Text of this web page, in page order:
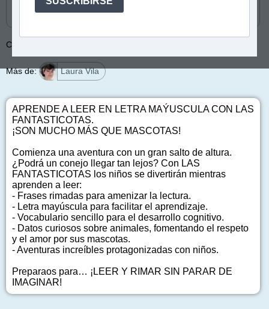
Colección:
Más de: Laura Vila
APRENDE A LEER EN LETRA MAÝUSCULA CON LAS
FANTASTICOTAS.
¡SON MUCHO MÁS QUE MASCOTAS!
Comienza una aventura con un gran salto de altura.
¿Podrá un conejo llegar tan lejos? Con LAS
FANTASTICOTAS los niños se divertirán mientras
aprenden a leer:
- Frases rimadas para amenizar la lectura.
- Letra mayúscula para facilitar el aprendizaje.
- Vocabulario sencillo para el desarrollo cognitivo.
- Datos curiosos sobre animales, fomentando el respeto
y el amor por sus mascotas.
- Aventuras increíbles protagonizadas con niños.
Preparaos para… ¡LEER Y RIMAR SIN PARAR DE
IMAGINAR!